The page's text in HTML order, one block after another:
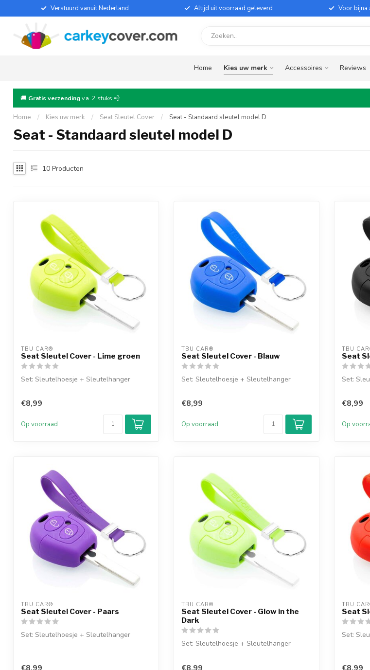
Verstuurd vanuit Nederland Altijd uit voorraad geleverd Voor bijna
Home Kies uw merk Accessoires Reviews
🚚 Gratis verzendingv.a. 2 stuks 💨
Home / Kies uw merk / Seat Sleutel Cover / Seat - Standaard sleutel model D
Seat - Standaard sleutel model D
10 Producten
TBU CAR®
Seat Sleutel Cover - Lime groen
Set: Sleutelhoesje + Sleutelhanger
€8,99
Op voorraad
TBU CAR®
Seat Sleutel Cover - Blauw
Set: Sleutelhoesje + Sleutelhanger
€8,99
Op voorraad
TBU
Seat
Set:
€8,99
Op
TBU CAR®
Seat Sleutel Cover - Paars
Set: Sleutelhoesje + Sleutelhanger
TBU CAR®
Seat Sleutel Cover - Glow in the
Dark
Set: Sleutelhoesje + Sleutelhanger
TBU
Seat
Set: